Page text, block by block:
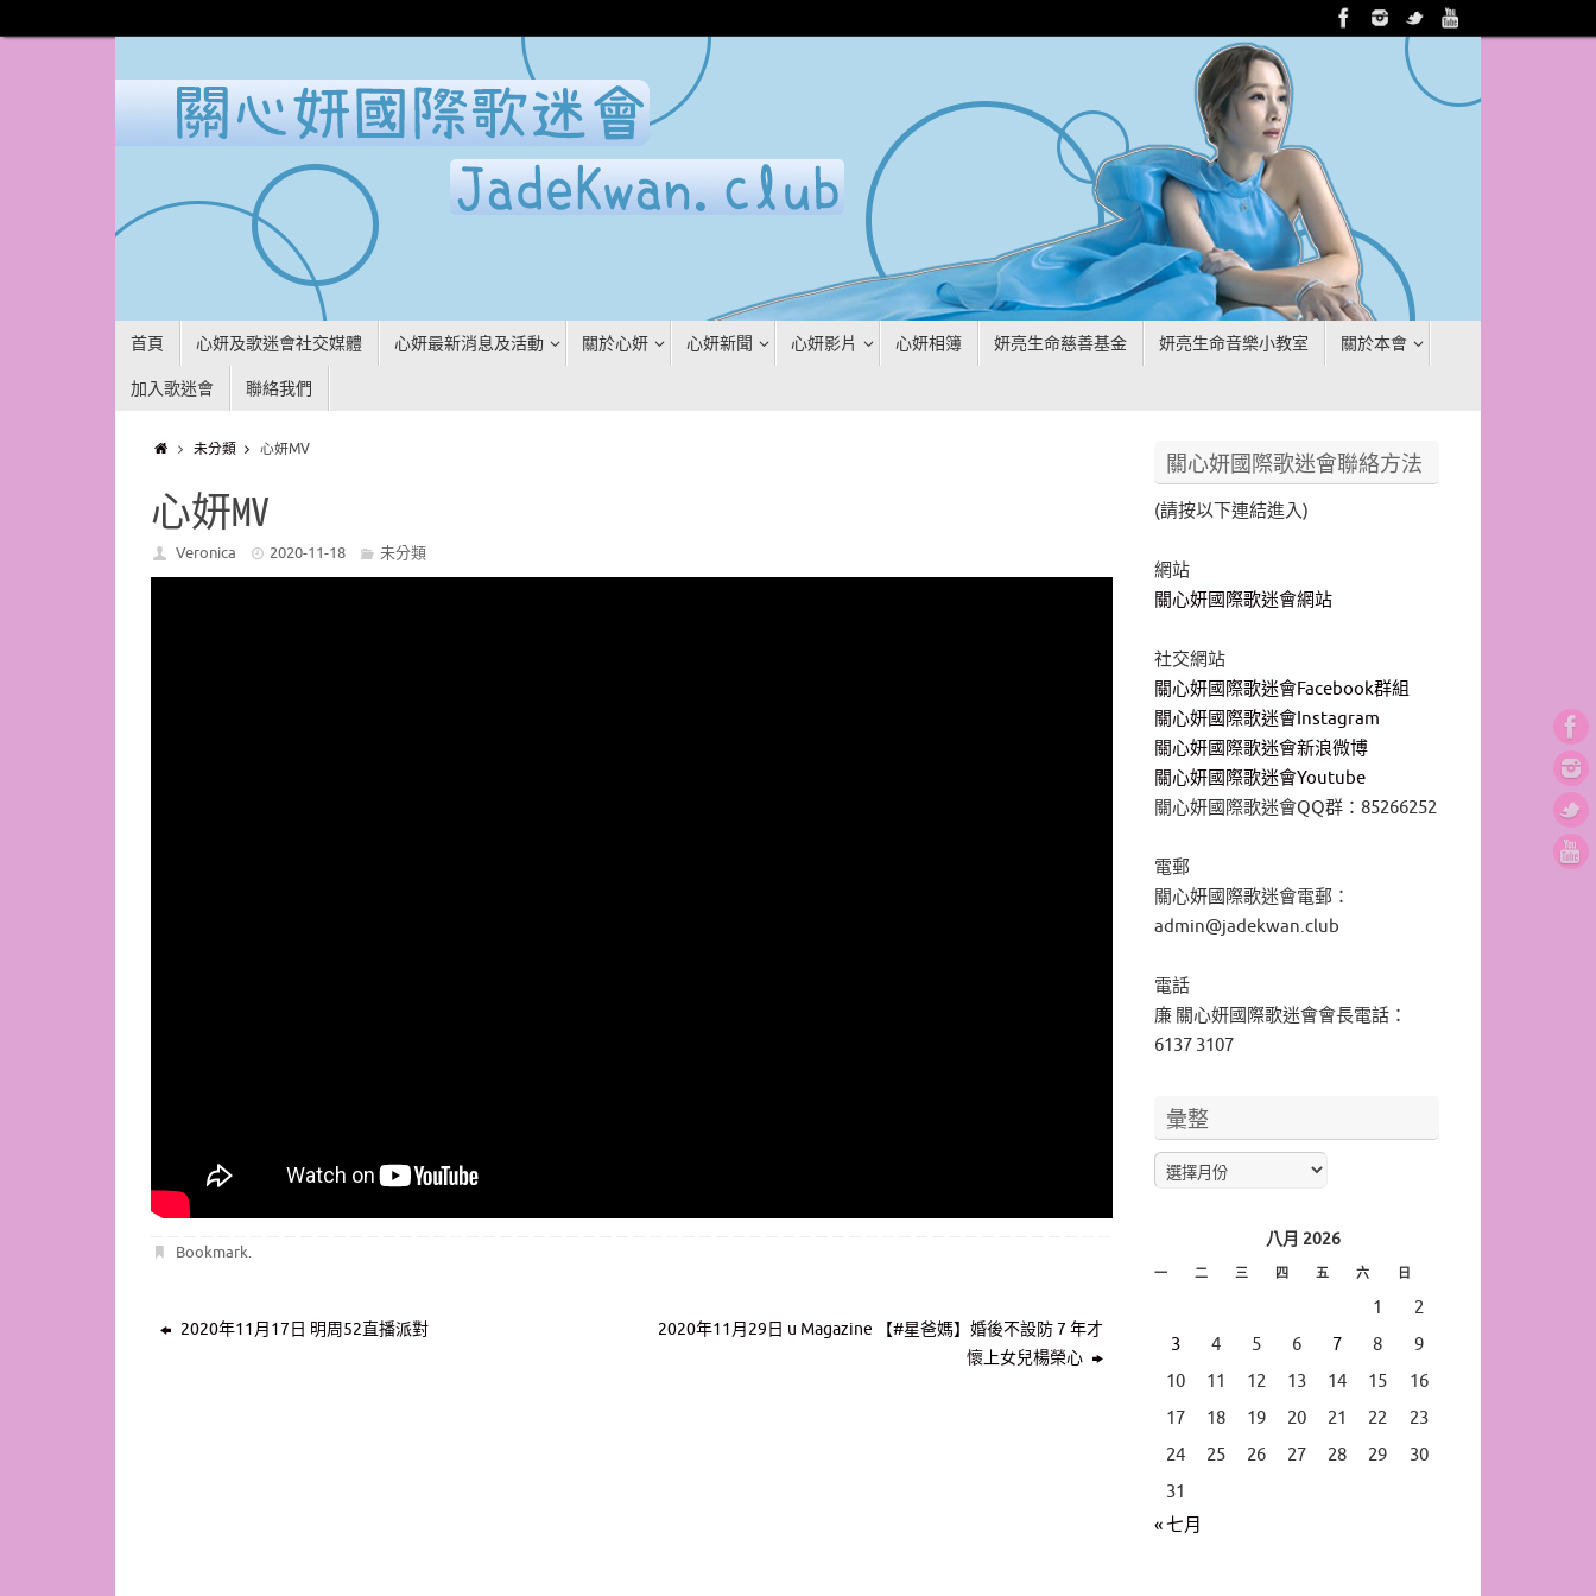
首頁 心妍及歌迷會社交媒體 心妍最新消息及活動 關於心妍 心妍新聞 心妍影片 心妍相簿 妍亮生命慈善基金 妍亮生命音樂小教室
關於本會
加入歌迷會
聯絡我們
未分類 心妍MV
心妍MV
Veronica 2020-11-18 未分類
Bookmark.
2020年11月17日 明周52直播派對
2020年11月29日 u Magazine 【#星爸媽】婚後不設防 7 年才
懷上女兒楊榮心
關心妍國際歌迷會聯絡方法
(請按以下連結進入)
網站
關心妍國際歌迷會網站
社交網站
關心妍國際歌迷會Facebook群組
關心妍國際歌迷會Instagram
關心妍國際歌迷會新浪微博
關心妍國際歌迷會Youtube
關心妍國際歌迷會QQ群：85266252
電郵
關心妍國際歌迷會電郵：
admin@jadekwan.club
電話
廉 關心妍國際歌迷會會長電話：
6137 3107
彙整
八月 2026
一 二 三 四 五 六 日
« 七月
1
2
3
4 5 6 7 8
9
10
11 12 13 14 15
16
17
18 19 20 21 22
23
24
25 26 27 28 29
30
31